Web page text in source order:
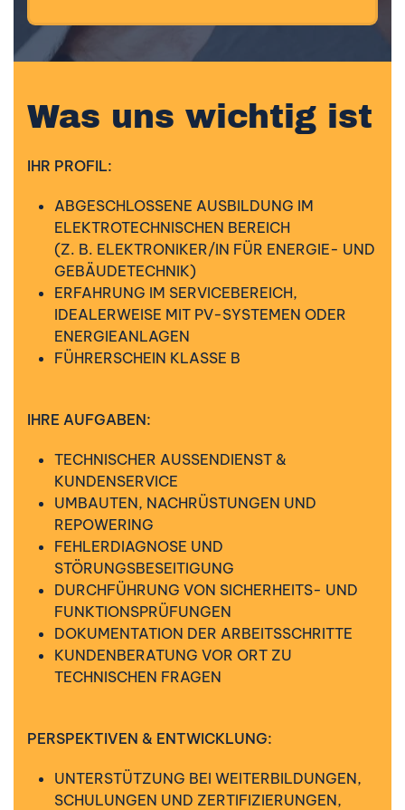
Was uns wichtig ist
IHR PROFIL:
ABGESCHLOSSENE AUSBILDUNG IM
ELEKTROTECHNISCHEN BEREICH
(Z. B. ELEKTRONIKER/IN FÜR ENERGIE- UND
GEBÄUDETECHNIK)
ERFAHRUNG IM SERVICEBEREICH,
IDEALERWEISE MIT PV-SYSTEMEN ODER
ENERGIEANLAGEN
FÜHRERSCHEIN KLASSE B
IHRE AUFGABEN:
TECHNISCHER AUSSENDIENST &
KUNDENSERVICE
UMBAUTEN, NACHRÜSTUNGEN UND
REPOWERING
FEHLERDIAGNOSE UND
STÖRUNGSBESEITIGUNG
DURCHFÜHRUNG VON SICHERHEITS- UND
FUNKTIONSPRÜFUNGEN
DOKUMENTATION DER ARBEITSSCHRITTE
KUNDENBERATUNG VOR ORT ZU
TECHNISCHEN FRAGEN
PERSPEKTIVEN & ENTWICKLUNG:
UNTERSTÜTZUNG BEI WEITERBILDUNGEN,
SCHULUNGEN UND ZERTIFIZIERUNGEN,